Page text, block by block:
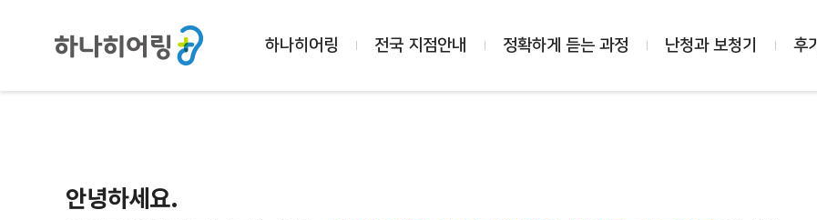
하나히어링 전국 지점안내 정확하게 듣는 과정 난청과 보청기 후기
안녕하세요.